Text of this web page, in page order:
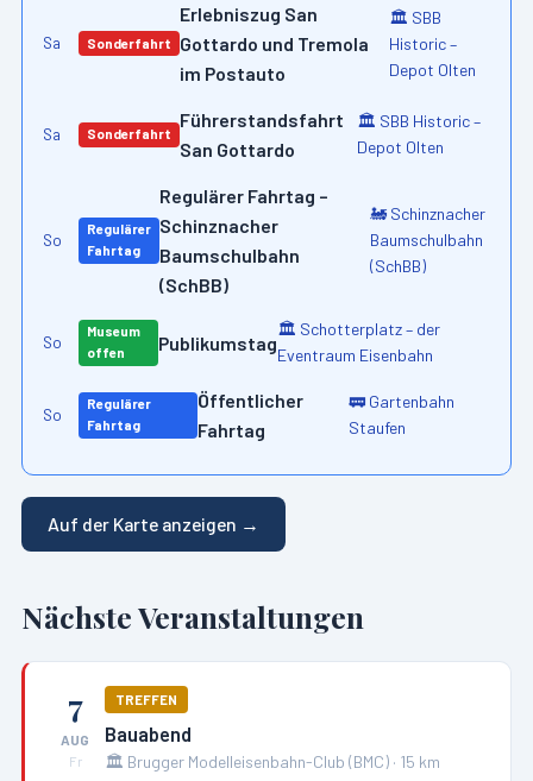
Sa Sonderfahrt
Erlebniszug San
Gottardo und Tremola
im Postauto
🏛️ SBB
Historic –
Depot Olten
Sa Sonderfahrt
Führerstandsfahrt
San Gottardo
🏛️ SBB Historic –
Depot Olten
So
Regulärer
Fahrtag
Regulärer Fahrtag –
Schinznacher
Baumschulbahn
(SchBB)
🚂 Schinznacher
Baumschulbahn
(SchBB)
So
Museum
offen
Publikumstag
🏛️ Schotterplatz – der
Eventraum Eisenbahn
So
Regulärer
Fahrtag
Öffentlicher
Fahrtag
🚃 Gartenbahn
Staufen
Auf der Karte anzeigen →
Nächste Veranstaltungen
7
AUG
Fr
TREFFEN
Bauabend
🏛️ Brugger Modelleisenbahn-Club (BMC) · 15 km